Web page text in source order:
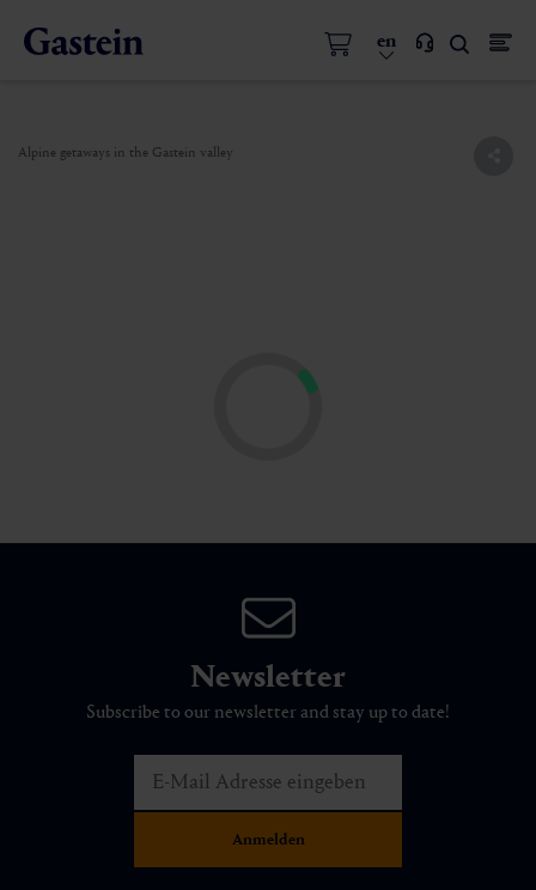
en
Alpine getaways in the Gastein valley
Newsletter
Subscribe to our newsletter and stay up to date!